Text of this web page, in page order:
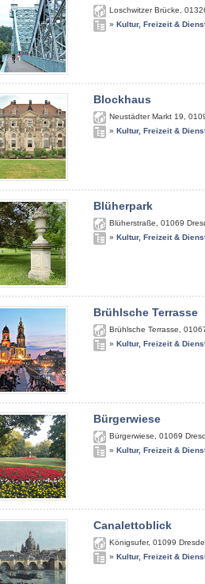
Loschwitzer Brücke
» Kultur, Freizeit &
Blockhaus
Neustädter Markt 19
» Kultur, Freizeit &
Blüherpark
Blüherstraße 01069
» Kultur, Freizeit &
Brühlsche Terrasse
Brühlsche Terrasse
» Kultur, Freizeit &
Bürgerwiese
Bürgerwiese 01069
» Kultur, Freizeit &
Canalettoblick
Königsufer, 01099
» Kultur, Freizeit &